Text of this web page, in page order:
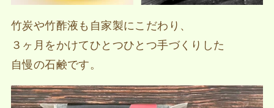
竹炭や竹酢液も自家製にこだわり、
３ヶ月をかけてひとつひとつ手づくりした
自慢の石鹸です。